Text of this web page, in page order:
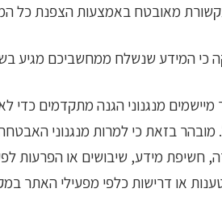
מאובטח באמצעות הצפנת כל
כי המידע שנשלח ממחשביכם מגיע
מיישמים מנגנוני הגנה מתקדמים
בזאת כי למרות מנגנוני
חשיפת מידע, שיבושים או
או דרישות כלפי מפעילי האתר